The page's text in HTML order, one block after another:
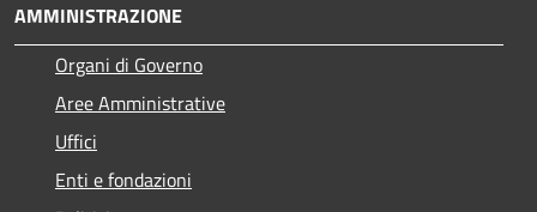
AMMINISTRAZIONE
Organi di Governo
Aree Amministrative
Uffici
Enti e fondazioni